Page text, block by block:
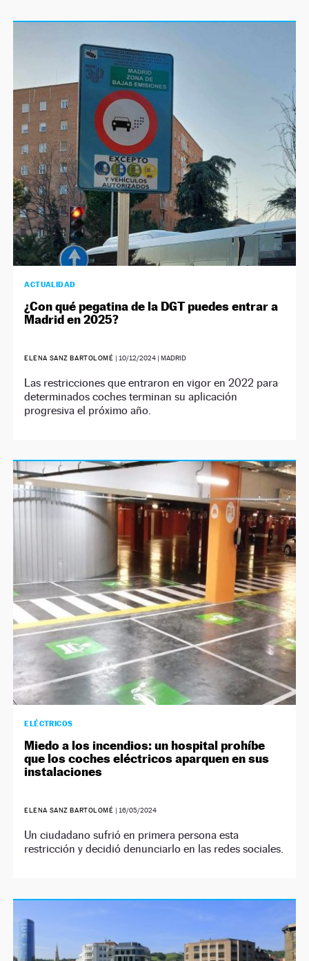
ACTUALIDAD
¿Con qué pegatina de la DGT puedes entrar a
Madrid en 2025?
ELENA SANZ BARTOLOMÉ | 10/12/2024| MADRID
Las restricciones que entraron en vigor en 2022 para
determinados coches terminan su aplicación
progresiva el próximo año.
ELÉCTRICOS
Miedo a los incendios: un hospital prohíbe
que los coches eléctricos aparquen en sus
instalaciones
ELENA SANZ BARTOLOMÉ | 16/05/2024
Un ciudadano sufrió en primera persona esta
restricción y decidió denunciarlo en las redes sociales.